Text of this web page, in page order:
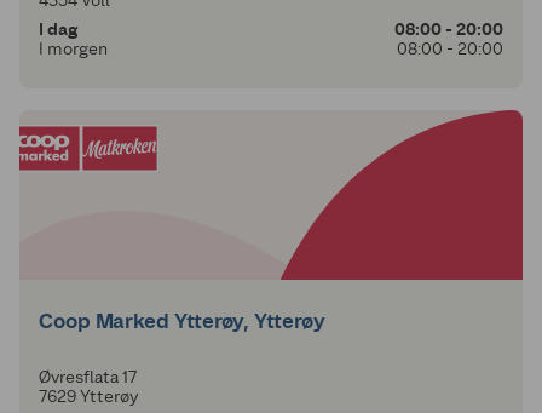
I dag
08:00 - 20:00
I morgen
08:00 - 20:00
Coop Marked Ytterøy, Ytterøy
Øvresflata 17
7629 Ytterøy